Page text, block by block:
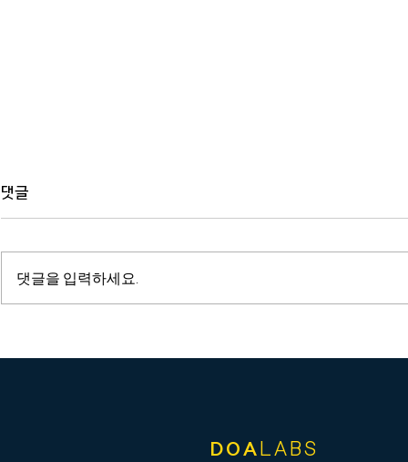
댓글
댓글을 입력하세요.
DOA LABS